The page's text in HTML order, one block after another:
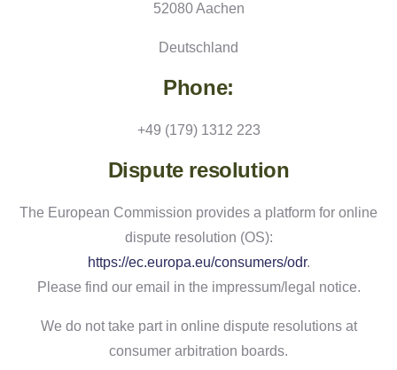
52080 Aachen
Deutschland
Phone:
+49 (179) 1312 223
Dispute resolution
The European Commission provides a platform for online
dispute resolution (OS):
https://ec.europa.eu/consumers/odr.
Please find our email in the impressum/legal notice.
We do not take part in online dispute resolutions at
consumer arbitration boards.